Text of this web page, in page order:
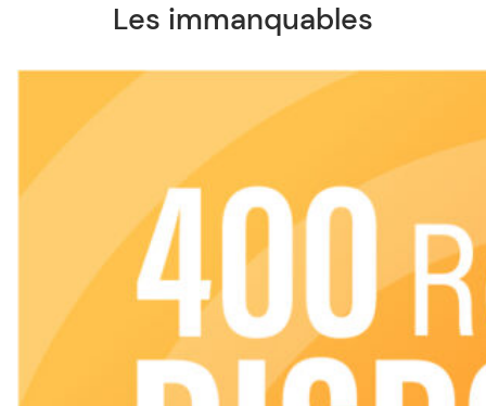
Les immanquables